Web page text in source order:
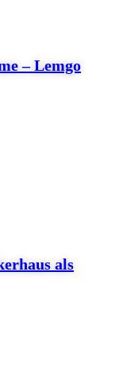
– Lemgo
als